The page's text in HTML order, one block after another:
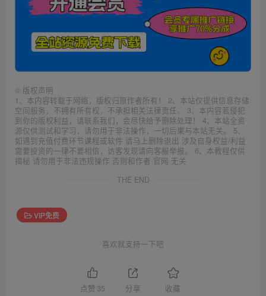
© 版权声明
1、本内容转载于网络，版权归原作者所有！ 2、本站仅提供信息存储
空间服务，不拥有所有权，不承担相关法律责任。 3、本内容若侵犯
到你的版权利益，请联系我们，会尽快给予删除处理！ 4、本站全资
源仅供测试和学习，请勿用于非法操作，一切后果与本站无关。 5、
如遇到充值付费环节课程或软件 请马上删除退出 涉及自身权益/利益
需要投资的一律不要相信，访客发现请向客服举报。 6、本教程仅供
揭秘 请勿用于非法违规操作 否则和作者 官网 无关
THE END
VIP免费
喜欢就支持一下吧
点赞 35 分享 收藏